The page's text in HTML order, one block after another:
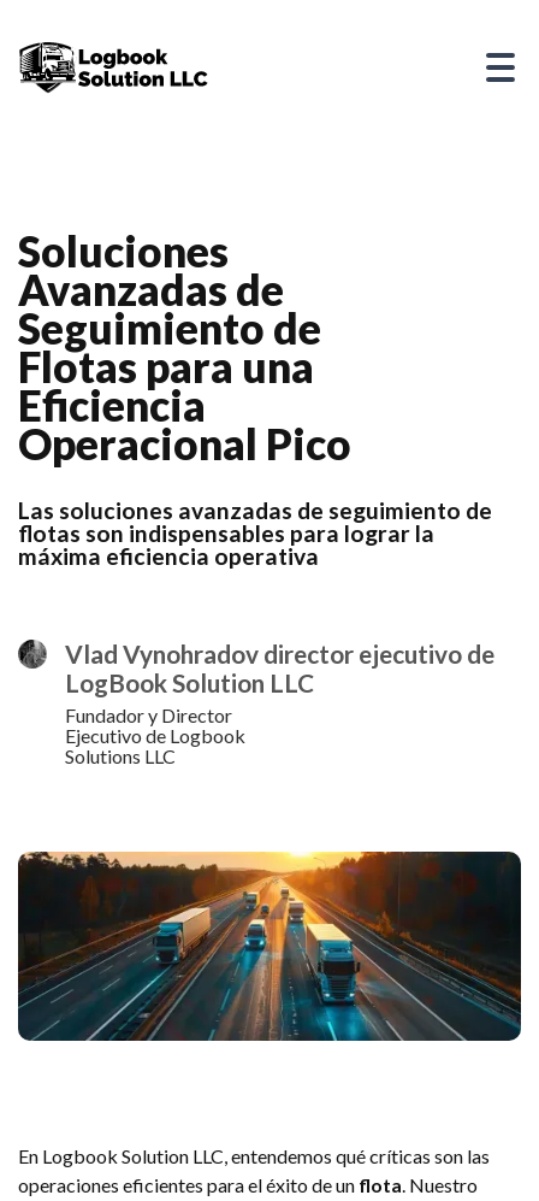
Soluciones
Avanzadas de
Seguimiento de
Flotas para una
Eficiencia
Operacional Pico
Las soluciones avanzadas de seguimiento de
flotas son indispensables para lograr la
máxima eficiencia operativa
Vlad Vynohradov director ejecutivo de
LogBook Solution LLC
Fundador y Director
Ejecutivo de Logbook
Solutions LLC
En Logbook Solution LLC, entendemos qué críticas son las
operaciones eficientes para el éxito de un flota. Nuestro